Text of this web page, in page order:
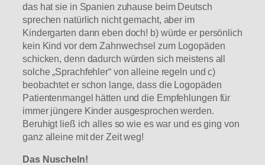
das hat sie in Spanien zuhause beim Deutsch
sprechen natürlich nicht gemacht, aber im
Kindergarten dann eben doch! b) würde er persönlich
kein Kind vor dem Zahnwechsel zum Logopäden
schicken, denn dadurch würden sich meistens all
solche „Sprachfehler“ von alleine regeln und c)
beobachtet er schon lange, dass die Logopäden
Patientenmangel hätten und die Empfehlungen für
immer jüngere Kinder ausgesprochen werden.
Beruhigt ließ ich alles so wie es war und es ging von
ganz alleine mit der Zeit weg!
Das Nuscheln!